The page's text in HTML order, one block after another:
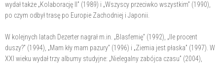
wydał także „Kolaborację II” (1989) i „Wszyscy przeciwko wszystkim” (1990),
po czym odbył trasę po Europie Zachodniej i Japonii.
W kolejnych latach Dezerter nagrał m.in. „Blasfemię” (1992), „Ile procent
duszy?” (1994), „Mam kły mam pazury” (1996) i „Ziemia jest płaska” (1997). W
XXI wieku wydał trzy albumy studyjne: „Nielegalny zabójca czasu” (2004),